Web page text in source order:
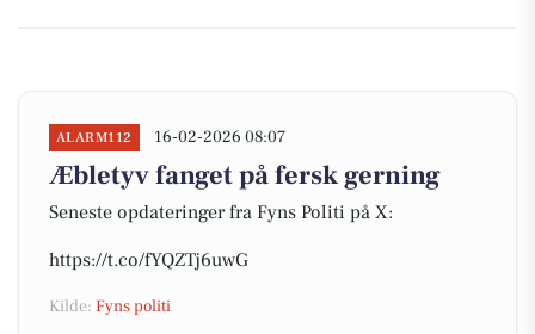
ALARM112 16-02-2026 08:07
Æbletyv fanget på fersk gerning
Seneste opdateringer fra Fyns Politi på X:
https://t.co/fYQZTj6uwG
Kilde: Fyns politi